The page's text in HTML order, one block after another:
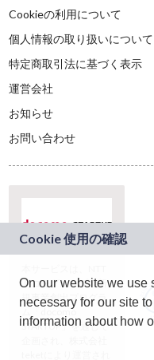
Cookieの利用について
個人情報の取り扱いについて
特定商取引法に基づく表示
運営会社
お知らせ
お問い合わせ
ドコモグループの新
規事業創出プログラ
ム「docomo
STARTUP」を通じて
On our website we use
necessary for our site
information about how